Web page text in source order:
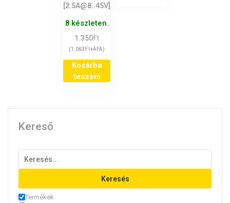
[2.5A@8..45V]
8 készleten.
1.350Ft
(1.063Ft+ÁFA)
Kosárba
teszem
Kereső
Keresés
Termékek